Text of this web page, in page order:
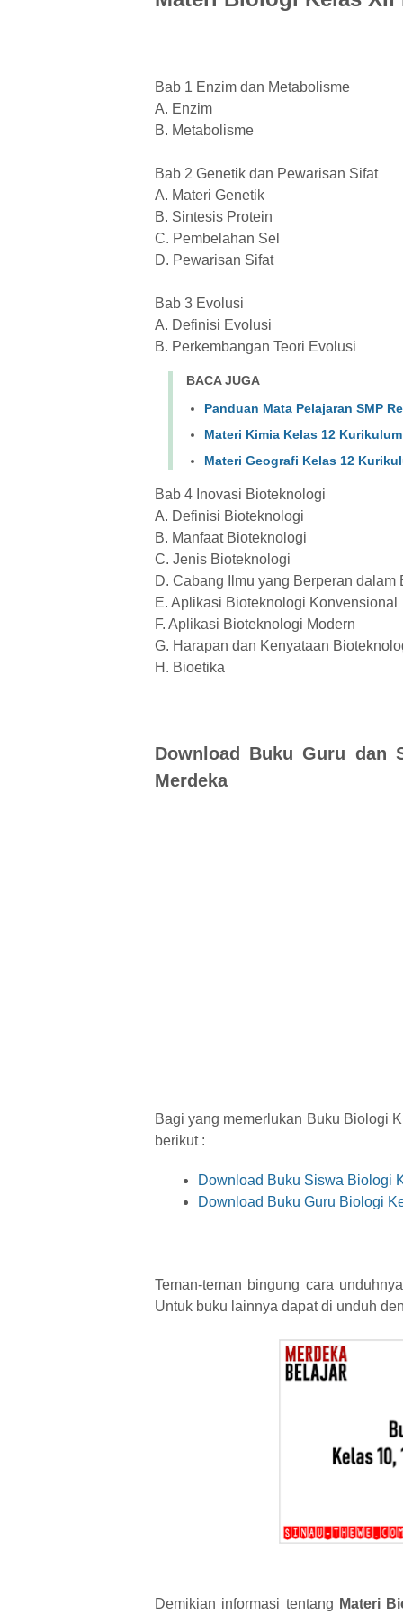
Bab 1 Enzim dan Metabolisme
A. Enzim
B. Metabolisme
Bab 2 Genetik dan Pewarisan Sifat
A. Materi Genetik
B. Sintesis Protein
C. Pembelahan Sel
D. Pewarisan Sifat
Bab 3 Evolusi
A. Definisi Evolusi
B. Perkembangan Teori Evolusi
BACA JUGA
Panduan Mata Pelajaran SMP
Materi Kimia Kelas 12
Materi Geografi Kelas 12
Bab 4 Inovasi Bioteknologi
A. Definisi Bioteknologi
B. Manfaat Bioteknologi
C. Jenis Bioteknologi
D. Cabang Ilmu yang Berperan dalam
E. Aplikasi Bioteknologi Konvensional
F. Aplikasi Bioteknologi Modern
G. Harapan dan Kenyataan
H. Bioetika
Download Buku Guru dan
Merdeka
Bagi yang memerlukan Buku Biologi
berikut :
Download Buku Siswa Biologi
Download Buku Guru Biologi
Teman-teman bingung cara
Untuk buku lainnya dapat di unduh
Demikian informasi tentang Materi